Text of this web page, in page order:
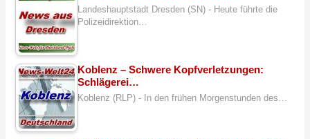
Landeshauptstadt Dresden (SN) - Heute führte die
Polizeidirektion…
Koblenz – Schwere Kopfverletzungen:
Schlägerei…
Koblenz (RLP) - In den frühen Morgenstunden des…